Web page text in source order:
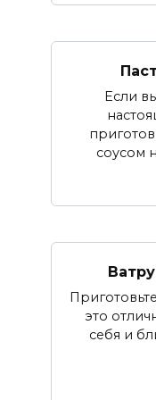
Если
соусом
это
себя и